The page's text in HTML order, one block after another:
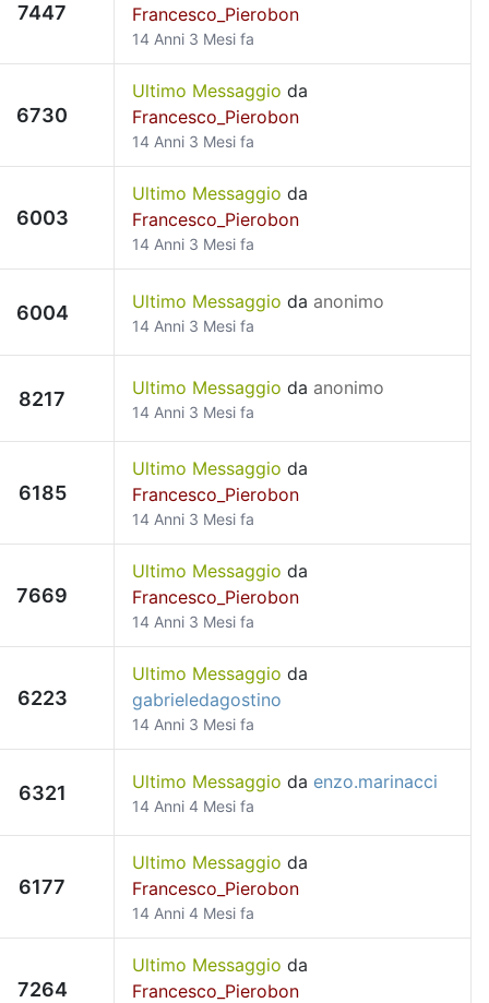
7447
Francesco_Pierobon
14 Anni 3 Mesi fa
6730
Ultimo Messaggio da
Francesco_Pierobon
14 Anni 3 Mesi fa
6003
Ultimo Messaggio da
Francesco_Pierobon
14 Anni 3 Mesi fa
6004 Ultimo Messaggio da anonimo
14 Anni 3 Mesi fa
8217 Ultimo Messaggio da anonimo
14 Anni 3 Mesi fa
6185
Ultimo Messaggio da
Francesco_Pierobon
14 Anni 3 Mesi fa
7669
Ultimo Messaggio da
Francesco_Pierobon
14 Anni 3 Mesi fa
6223
Ultimo Messaggio da
gabrieledagostino
14 Anni 3 Mesi fa
6321 Ultimo Messaggio da enzo.marinacci
14 Anni 4 Mesi fa
6177
Ultimo Messaggio da
Francesco_Pierobon
14 Anni 4 Mesi fa
7264
Ultimo Messaggio da
Francesco_Pierobon